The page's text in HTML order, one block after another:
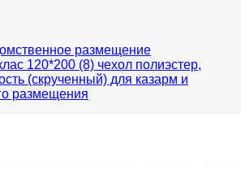
размещение
120*200 (8) чехол полиэстер,
(скрученный) для казарм и
размещения